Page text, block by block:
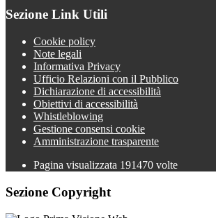
Sezione Link Utili
Cookie policy
Note legali
Informativa Privacy
Ufficio Relazioni con il Pubblico
Dichiarazione di accessibilità
Obiettivi di accessibilità
Whistleblowing
Gestione consensi cookie
Amministrazione trasparente
Pagina visualizzata 191470 volte
Sezione Copyright